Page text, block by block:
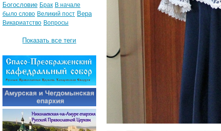
Богословие Брак В начале
было слово Великий пост Вера
Викариатство Вопросы
Показать все теги